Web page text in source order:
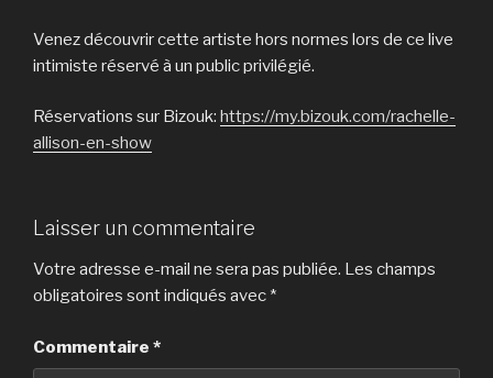
Venez découvrir cette artiste hors normes lors de ce live
intimiste réservé à un public privilégié.
Réservations sur Bizouk: https://my.bizouk.com/rachelle-
allison-en-show
Laisser un commentaire
Votre adresse e-mail ne sera pas publiée. Les champs
obligatoires sont indiqués avec *
Commentaire *